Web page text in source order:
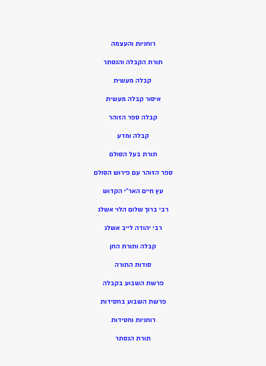
רוחניות והעצמה
תורת הקבלה והנסתר
קבלה מעשית
איסור קבלה מעשית
קבלה ספר הזוהר
קבלה ומדע
תורת בעל הסולם
ספר הזוהר עם פירוש הסולם
עץ חיים האר”י הקדוש
רבי ברוך שלום הלוי אשלג
רבי יהודה לייב אשלג
קבלה ותורת החן
סודות התורה
פרשת השבוע בקבלה
פרשת השבוע בחסידות
רוחניות וחסידות
תורת הנסתר